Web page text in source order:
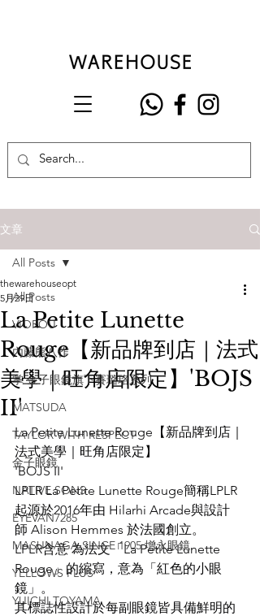
文章
All Posts
VIOROU
內藤熊八作
掌 金子眼鏡旗下賽璐珞系列
MATSUDA
TAYLOR WITH RESPECT
金子眼鏡
NATIVE SONS
EYEVAN7285
MASUNAGA SINCE 1905 增永眼鏡
YELLOWS PLUS
YUICHI TOYAMA
All Posts
La Petite Lunette
Rouge【新品牌到店｜法式
美學｜旺角店限定】'BOJS
II'
thewarehouseopt
5月29日
La Petite Lunette Rouge【新品牌到店｜
法式美學｜旺角店限定】
'BOJS II'
LPLR La Petite Lunette Rouge簡稱LPLR
起源於2016年由 Hilarhi Arcade與設計
師 Alison Hemmes 於法國創立。
LPLR含意 為法文「La Petite Lunette
Rouge」的縮寫，意為「紅色的小眼
鏡」。
其標誌性設計於每副眼鏡皆具備鮮明的